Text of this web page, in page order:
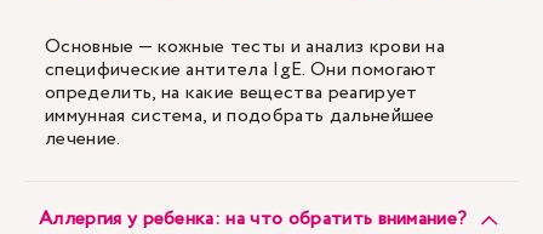
Основные — кожные тесты и анализ крови на
специфические антитела IgE. Они помогают
определить, на какие вещества реагирует
иммунная система, и подобрать дальнейшее
лечение.
Аллергия у ребенка: на что обратить внимание?